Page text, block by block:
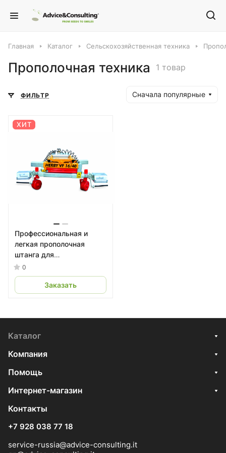
Главная Каталог Сельскохозяйственная техника
Прополочная техника 1 товар
ФИЛЬТР Сначала популярные
ХИТ
Профессиональная и
легкая прополочная
штанга для
ДВУСТОРОННЕГО
удаления сорняков
0
Заказать
Каталог
Компания
Помощь
Интернет-магазин
Контакты
+7 928 038 77 18
service-russia@advice-consulting.it